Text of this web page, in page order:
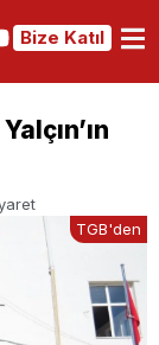
Bize Katıl
TGB'den